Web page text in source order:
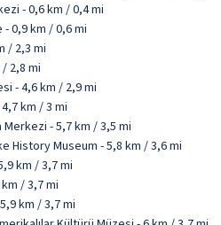
- 0,6 km / 0,4 mi
- 0,9 km / 0,6 mi
/ 2,3 mi
2,8 mi
- 4,6 km / 2,9 mi
km / 3 mi
Merkezi - 5,7 km / 3,5 mi
History Museum - 5,8 km / 3,6 mi
km / 3,7 mi
/ 3,7 mi
km / 3,7 mi